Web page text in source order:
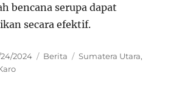
bencana serupa dapat
secara efektif.
24/2024 Categories
Berita Tags
Sumatera Utara,